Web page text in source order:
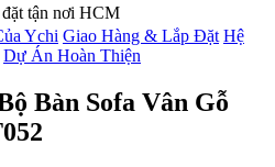
tận nơi HCM
Ychi Giao Hàng & Lắp Đặt Hệ
Dự Án Hoàn Thiện
Bàn Sofa Vân Gỗ